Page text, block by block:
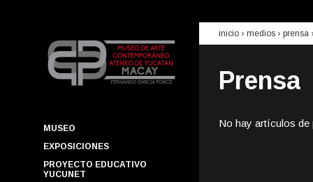
MUSEO
EXPOSICIONES
PROYECTO EDUCATIVO
YUCUNET
inicio › medios › prensa
Prensa
No hay artículos de